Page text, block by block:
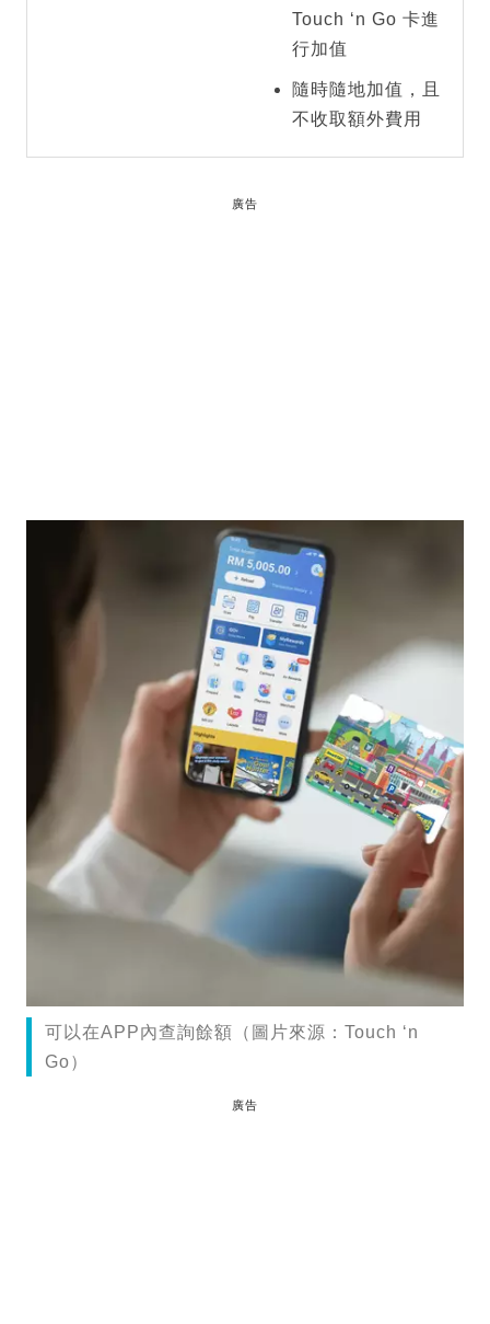
Touch ‘n Go 卡進
行加值
隨時隨地加值，且
不收取額外費用
廣告
可以在APP內查詢餘額（圖片來源：Touch ‘n
Go）
廣告